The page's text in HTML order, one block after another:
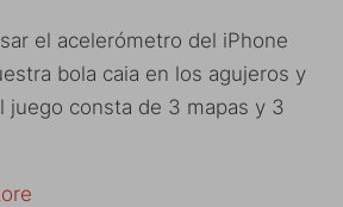
el acelerómetro del iPhone
bola caia en los agujeros y
juego consta de 3 mapas y 3